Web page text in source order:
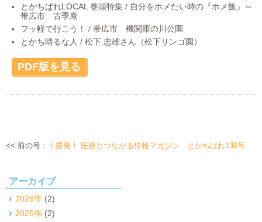
とかちばれLOCAL 巻頭特集 / 自分をホメたい時の『ホメ飯』～
帯広市 古季庵
フッ軽で行こう！ / 帯広市 機関庫の川公園
とかち晴るな人 / 松下 忠雄さん（松下リンゴ園）
PDF版を見る
<< 前の号： 十勝発！ 医療とつながる情報マガジン とかちばれ136号
アーカイブ
2026年 (2)
2025年 (2)